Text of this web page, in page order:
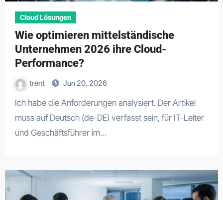
Cloud Lösungen
Wie optimieren mittelständische
Unternehmen 2026 ihre Cloud-
Performance?
trent Jun 20, 2026
Ich habe die Anforderungen analysiert. Der Artikel
muss auf Deutsch (de-DE) verfasst sein, für IT-Leiter
und Geschäftsführer im…